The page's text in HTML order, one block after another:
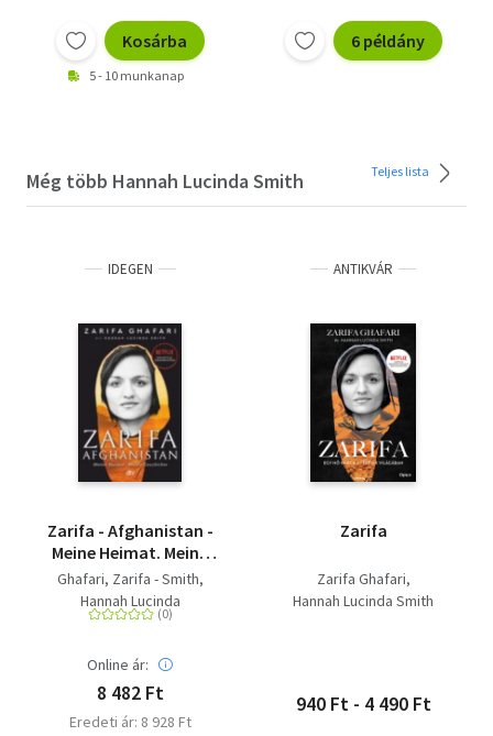
Kosárba
5 - 10 munkanap
6 példány
Még több Hannah Lucinda Smith Teljes lista
IDEGEN
Zarifa - Afghanistan -
Meine Heimat. Meine
Geschichte | Jetzt als
NETFLIX
Dokumentation IN
Ghafari, Zarifa - Smith,
Hannah Lucinda
Online ár:
8 482 Ft
Eredeti ár: 8 928 Ft
ANTIKVÁR
Zarifa
Zarifa Ghafari
Hannah Lucinda Smith
940 Ft - 4 490 Ft